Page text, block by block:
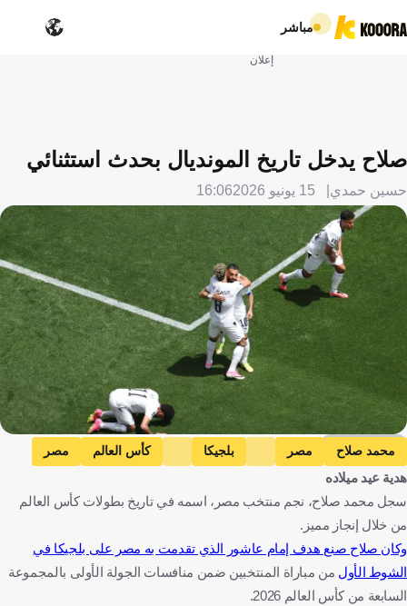
مباشر
إعلان
صلاح يدخل تاريخ المونديال بحدث استثنائي
حسين حمدي 15 يونيو 2026 16:06
Getty Images
محمد صلاح مصر بلجيكا كأس العالم
مصر
بلجيكا
كرة قدمهدية عيد ميلاده
سجل محمد صلاح، نجم منتخب مصر، اسمه في تاريخ بطولات كأس العالم
من خلال إنجاز مميز.
وكان صلاح صنع هدف إمام عاشور الذي تقدمت به مصر على بلجيكا في
الشوط الأول من مباراة المنتخبين ضمن منافسات الجولة الأولى بالمجموعة
السابعة من كأس العالم 2026.